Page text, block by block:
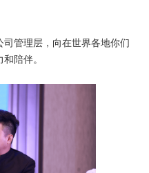
管理层，向在世界各地你们
陪伴。